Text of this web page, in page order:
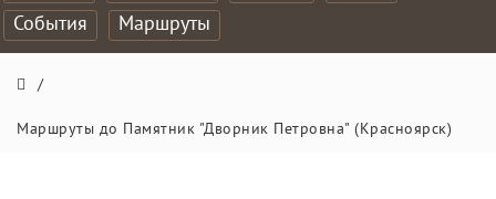
События
Маршруты
/
Маршруты до Памятник "Дворник Петровна" (Красноярск)